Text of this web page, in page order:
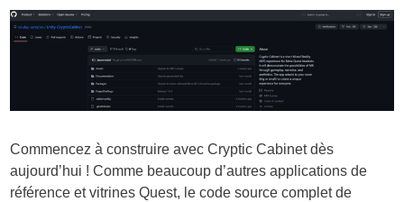
Commencez à construire avec Cryptic Cabinet dès
aujourd’hui ! Comme beaucoup d’autres applications de
référence et vitrines Quest, le code source complet de